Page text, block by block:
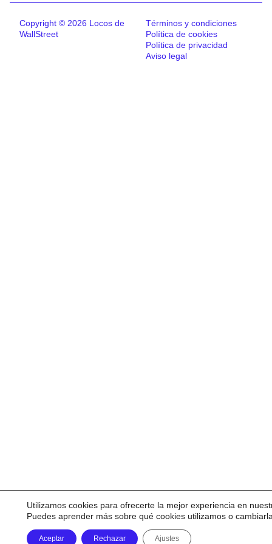
Copyright © 2026 Locos de
WallStreet
Términos y condiciones
Política de cookies
Política de privacidad
Aviso legal
Utilizamos cookies para ofrecerte la mejor experiencia en
Puedes aprender más sobre qué cookies utilizamos o
Aceptar Rechazar Ajustes